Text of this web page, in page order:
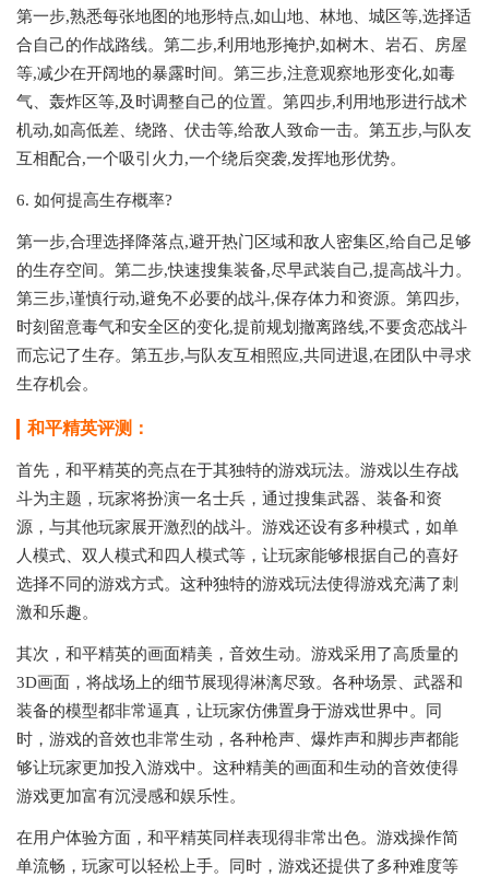
第一步,熟悉每张地图的地形特点,如山地、林地、城区等,选择适
合自己的作战路线。第二步,利用地形掩护,如树木、岩石、房屋
等,减少在开阔地的暴露时间。第三步,注意观察地形变化,如毒
气、轰炸区等,及时调整自己的位置。第四步,利用地形进行战术
机动,如高低差、绕路、伏击等,给敌人致命一击。第五步,与队友
互相配合,一个吸引火力,一个绕后突袭,发挥地形优势。
6. 如何提高生存概率?
第一步,合理选择降落点,避开热门区域和敌人密集区,给自己足够
的生存空间。第二步,快速搜集装备,尽早武装自己,提高战斗力。
第三步,谨慎行动,避免不必要的战斗,保存体力和资源。第四步,
时刻留意毒气和安全区的变化,提前规划撤离路线,不要贪恋战斗
而忘记了生存。第五步,与队友互相照应,共同进退,在团队中寻求
生存机会。
和平精英评测：
首先，和平精英的亮点在于其独特的游戏玩法。游戏以生存战
斗为主题，玩家将扮演一名士兵，通过搜集武器、装备和资
源，与其他玩家展开激烈的战斗。游戏还设有多种模式，如单
人模式、双人模式和四人模式等，让玩家能够根据自己的喜好
选择不同的游戏方式。这种独特的游戏玩法使得游戏充满了刺
激和乐趣。
其次，和平精英的画面精美，音效生动。游戏采用了高质量的
3D画面，将战场上的细节展现得淋漓尽致。各种场景、武器和
装备的模型都非常逼真，让玩家仿佛置身于游戏世界中。同
时，游戏的音效也非常生动，各种枪声、爆炸声和脚步声都能
够让玩家更加投入游戏中。这种精美的画面和生动的音效使得
游戏更加富有沉浸感和娱乐性。
在用户体验方面，和平精英同样表现得非常出色。游戏操作简
单流畅，玩家可以轻松上手。同时，游戏还提供了多种难度等